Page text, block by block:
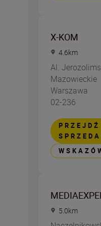
X-KOM
4.6km
Al.
Mazowieckie
Warszawa
02-236
5.0km